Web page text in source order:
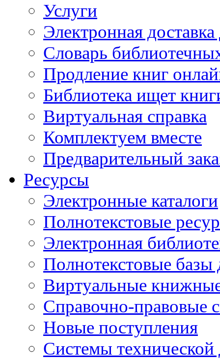
Услуги
Электронная
Словарь
Продление книг
Библиотека ищет
Виртуальная справка
Комплектуем вместе
Предварительный
Ресурсы
Электронные каталоги
Полнотекстовые
Электронная
Полнотекстовые
Виртуальные
Справочно-правовые
Новые поступления
Cистемы